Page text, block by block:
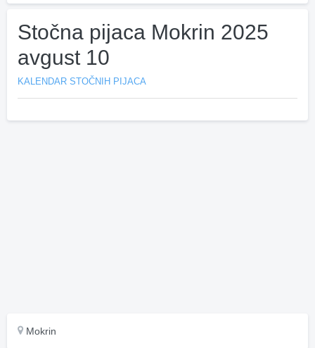
Stočna pijaca Mokrin 2025
avgust 10
KALENDAR STOČNIH PIJACA
Mokrin